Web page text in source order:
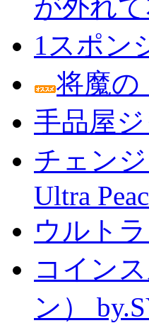
が外れ
1スポン
将魔の
手品屋
チェン
Ultra
ウルト
コイン
ン）